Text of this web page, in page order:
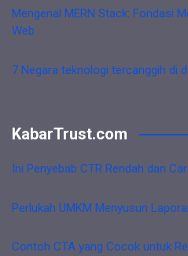
Mengenal MERN Stack: Fondasi
Web
7 Negara teknologi tercanggih di
KabarTrust.com
Ini Penyebab CTR Rendah dan
Perlukah UMKM Menyusun
Contoh CTA yang Cocok untuk